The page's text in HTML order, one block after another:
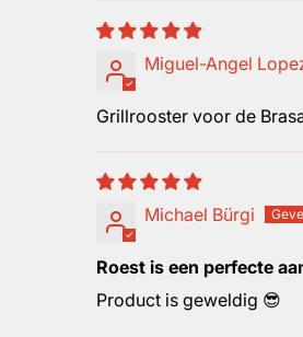
Miguel-Angel
Grillrooster voor de
Michael Bürgi
Roest is een perfecte
Product is geweldig 😎